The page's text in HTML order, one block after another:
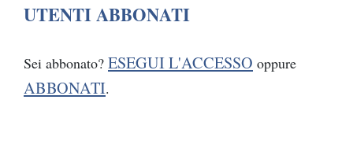
UTENTI ABBONATI
Sei abbonato? ESEGUI L'ACCESSO oppure
ABBONATI.